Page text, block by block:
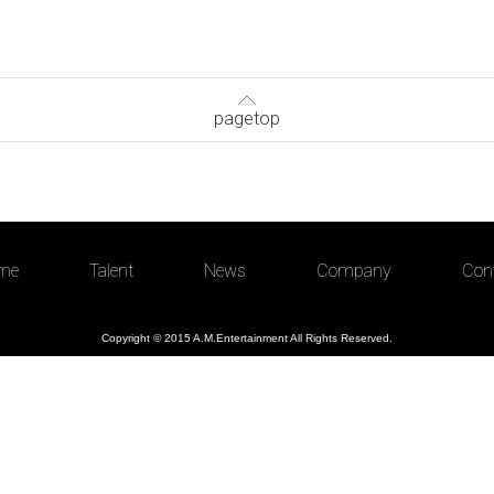
pagetop
Talent News Company
Copyright © 2015 A.M.Entertainment All Rights Reserved.